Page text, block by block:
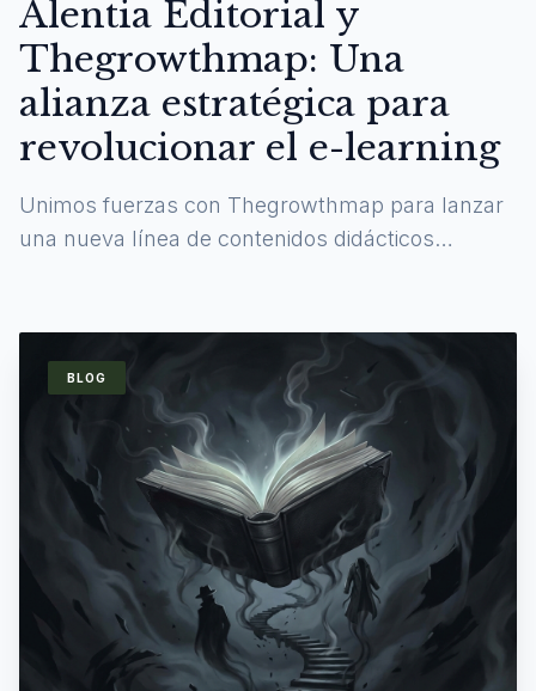
Alentia Editorial y
Thegrowthmap: Una
alianza estratégica para
revolucionar el e-learning
Unimos fuerzas con Thegrowthmap para lanzar
una nueva línea de contenidos didácticos
BLOG